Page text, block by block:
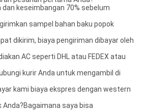
dan keseimbangan 70% sebelum
sampel bahan baku popok
dikirim, biaya pengiriman dibayar oleh
AC seperti DHL atau FEDEX atau
kurir Anda untuk mengambil di
kami biaya ekspres dengan western
Anda?Bagaimana saya bisa